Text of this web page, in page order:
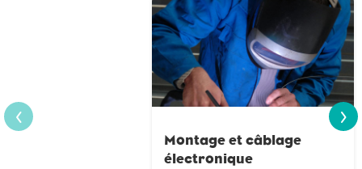
Montage et câblage
électronique
‹
›